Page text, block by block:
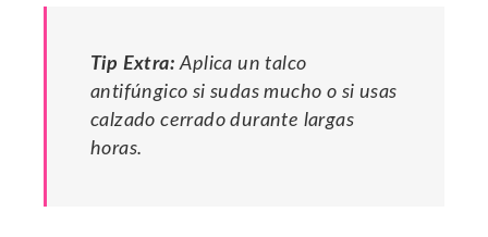
Tip Extra: Aplica un talco
antifúngico si sudas mucho o si usas
calzado cerrado durante largas
horas.